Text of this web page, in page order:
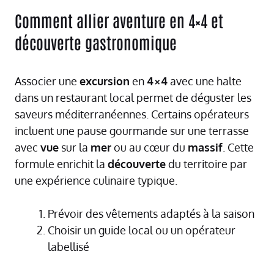
Comment allier aventure en 4×4 et
découverte gastronomique
Associer une excursion en4×4avec une halte
dans un restaurant local permet de déguster les
saveurs méditerranéennes. Certains opérateurs
incluent une pause gourmande sur une terrasse
avec vue sur la merou au cœur du massif . Cette
formule enrichit la découvertedu territoire par
une expérience culinaire typique.
Prévoir des vêtements adaptés à la saison
Choisir un guide local ou un opérateur
labellisé